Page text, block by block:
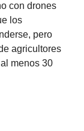
con drones
los
pero
agricultores
menos 30